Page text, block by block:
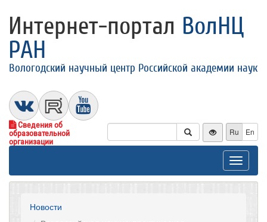
Интернет-портал ВолНЦ
РАН
Вологодский научный центр Российской академии наук
Сведения об
образовательной
организации
Ru En
Toggle
Новости